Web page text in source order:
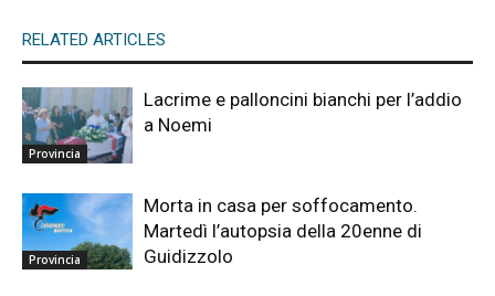
RELATED ARTICLES
Provincia
Lacrime e palloncini bianchi per l’addio
a Noemi
Provincia
Morta in casa per soffocamento.
Martedì l’autopsia della 20enne di
Guidizzolo